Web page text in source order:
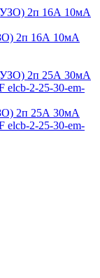
2п 16А 10мА
2п 25А 30мА
elcb-2-25-30-em-